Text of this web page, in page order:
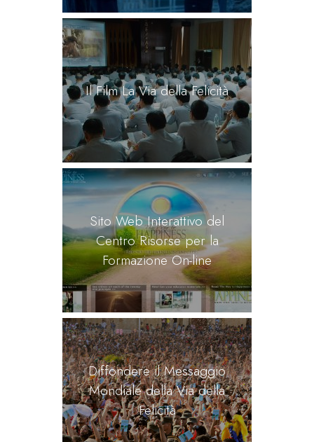
Il Film La Via della Felicità
Sito Web Interattivo del
Centro Risorse per la
Formazione On-line
Diffondere il Messaggio
Mondiale della Via della
Felicità